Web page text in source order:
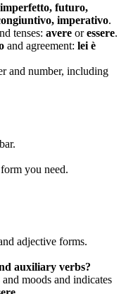
futuro,
imperativo.
tenses: avere oressere.
and agreement: lei è
and number, including
you need.
adjective forms.
auxiliary verbs?
moods and indicates